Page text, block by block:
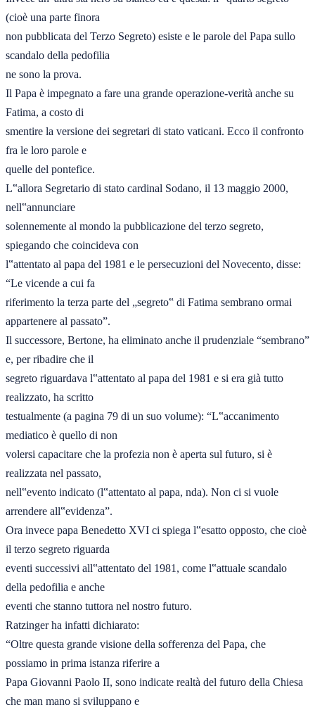
(cioè una parte finora
non pubblicata del Terzo Segreto) esiste e le parole del Papa sullo
scandalo della pedofilia
ne sono la prova.
Il Papa è impegnato a fare una grande operazione-verità anche su
Fatima, a costo di
smentire la versione dei segretari di stato vaticani. Ecco il confronto
fra le loro parole e
quelle del pontefice.
L‟allora Segretario di stato cardinal Sodano, il 13 maggio 2000,
nell‟annunciare
solennemente al mondo la pubblicazione del terzo segreto,
spiegando che coincideva con
l‟attentato al papa del 1981 e le persecuzioni del Novecento, disse:
“Le vicende a cui fa
riferimento la terza parte del „segreto‟ di Fatima sembrano ormai
appartenere al passato”.
Il successore, Bertone, ha eliminato anche il prudenziale “sembrano”
e, per ribadire che il
segreto riguardava l‟attentato al papa del 1981 e si era già tutto
realizzato, ha scritto
testualmente (a pagina 79 di un suo volume): “L‟accanimento
mediatico è quello di non
volersi capacitare che la profezia non è aperta sul futuro, si è
realizzata nel passato,
nell‟evento indicato (l‟attentato al papa, nda). Non ci si vuole
arrendere all‟evidenza”.
Ora invece papa Benedetto XVI ci spiega l‟esatto opposto, che cioè
il terzo segreto riguarda
eventi successivi all‟attentato del 1981, come l‟attuale scandalo
della pedofilia e anche
eventi che stanno tuttora nel nostro futuro.
Ratzinger ha infatti dichiarato:
“Oltre questa grande visione della sofferenza del Papa, che
possiamo in prima istanza riferire a
Papa Giovanni Paolo II, sono indicate realtà del futuro della Chiesa
che man mano si sviluppano e